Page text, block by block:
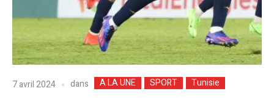
7 avril 2024 dans A LA UNE SPORT Tunisie